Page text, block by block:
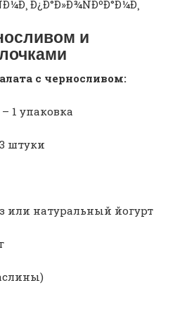
и
с черносливом:
1 упаковка
штуки
или натуральный йогурт